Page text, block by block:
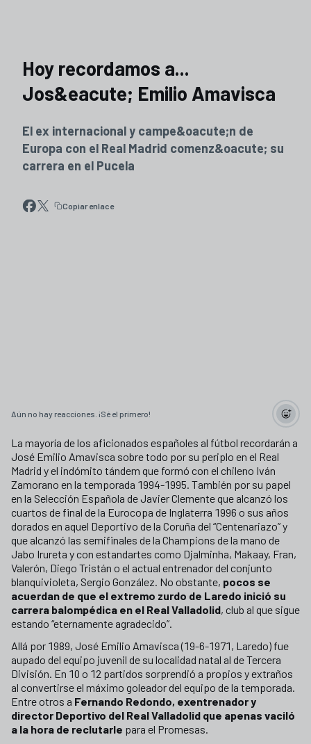
Hoy recordamos a...
Jos&eacute; Emilio Amavisca
El ex internacional y campe&oacute;n de
Europa con el Real Madrid comenz&oacute; su
carrera en el Pucela
Copiar enlace
Aún no hay reacciones. ¡Sé el primero!
La mayoría de los aficionados españoles al fútbol recordarán a
José Emilio Amavisca sobre todo por su periplo en el Real
Madrid y el indómito tándem que formó con el chileno Iván
Zamorano en la temporada 1994-1995. También por su papel
en la Selección Española de Javier Clemente que alcanzó los
cuartos de final de la Eurocopa de Inglaterra 1996 o sus años
dorados en aquel Deportivo de la Coruña del “Centenariazo” y
que alcanzó las semifinales de la Champions de la mano de
Jabo Irureta y con estandartes como Djalminha, Makaay, Fran,
Valerón, Diego Tristán o el actual entrenador del conjunto
blanquivioleta, Sergio González. No obstante, pocos se
acuerdan de que el extremo zurdo de Laredo inició su
carrera balompédica en el Real Valladolid, club al que sigue
estando “eternamente agradecido”.
Allá por 1989, José Emilio Amavisca (19-6-1971, Laredo) fue
aupado del equipo juvenil de su localidad natal al de Tercera
División. En 10 o 12 partidos sorprendió a propios y extraños
al convertirse el máximo goleador del equipo de la temporada.
Entre otros a Fernando Redondo, exentrenador y
director Deportivo del Real Valladolid que apenas vaciló
a la hora de reclutarle para el Promesas.